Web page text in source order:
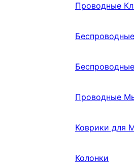
Проводные
Проводные
Коврики для
Колонки